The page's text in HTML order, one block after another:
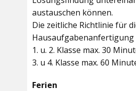
austauschen können.
Die zeitliche Richtlinie für
1. u. 2. Klasse max. 30
3. u 4. Klasse max. 60
Ferien